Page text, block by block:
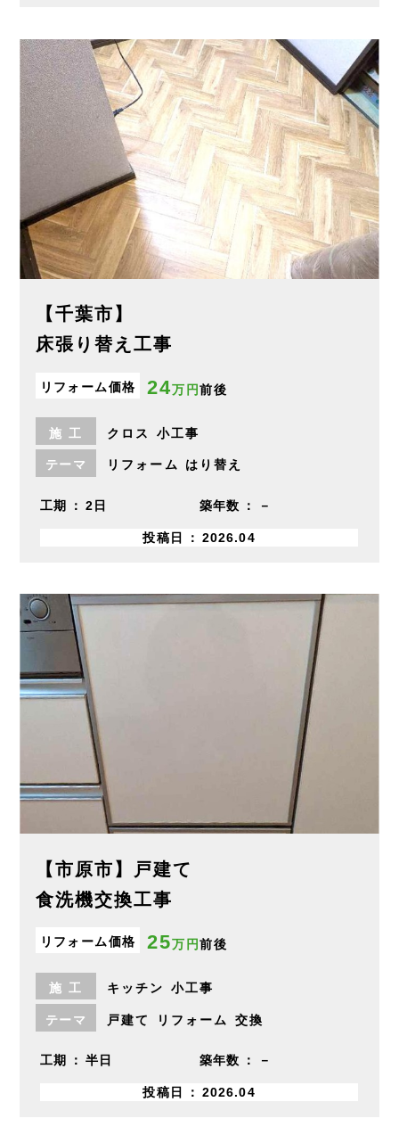
【千葉市】
床張り替え工事
リフォーム価格 24万円前後
施 工 クロス 小工事
テーマ リフォーム はり替え
工期 2日 築年数 －
投稿日 2026.04
【市原市】戸建て
食洗機交換工事
リフォーム価格 25万円前後
施 工 キッチン 小工事
テーマ 戸建て リフォーム 交換
工期 半日 築年数 －
投稿日 2026.04